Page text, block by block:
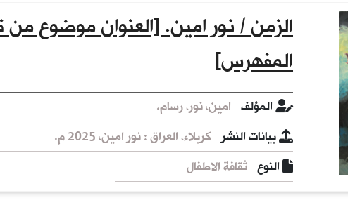
الزمن / نور امين. [العنوان موضوع من
المفهرس]
المؤلف امين، نور، رسام.
بيانات النشر كربلاء، العراق : نور امين، 2025 م.
النوع ثقافة الاطفال